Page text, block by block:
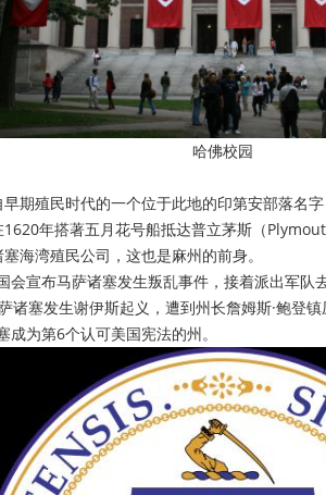
哈佛校园
期殖民时代的一个位于此地的印第安部落名
年搭著五月花号船抵达普立茅斯（
海湾殖民公司，这也是麻州的前身。
会宣布马萨诸塞发生叛乱事件，接着派出军队去
诸塞发生谢伊斯起义，遭到州长詹姆斯·鲍登镇
为第6个认可美国宪法的州。